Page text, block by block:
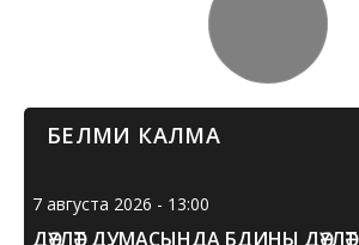
БЕЛМИ КАЛМА
7 августа 2026 - 13:00
ДӘҮЛӘТ ДУМАСЫНДА БДИНЫ ДӘҮЛӘТ